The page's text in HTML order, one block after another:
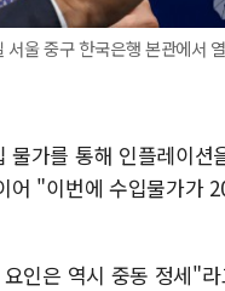
울 중구 한국은행 본관에서
가를 통해 인플레이
어 "이번에 수입물가가
인은 역시 중동 정세"